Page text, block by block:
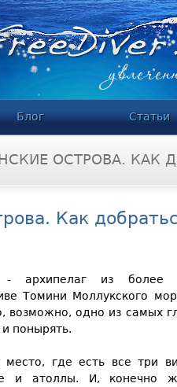
ОСТРОВА. КАК
Как
- архипелаг из более
Томини Моллукского
возможно, одно из самых
понырять.
место, где есть все три
и атоллы. И, конечно
Блог Статьи